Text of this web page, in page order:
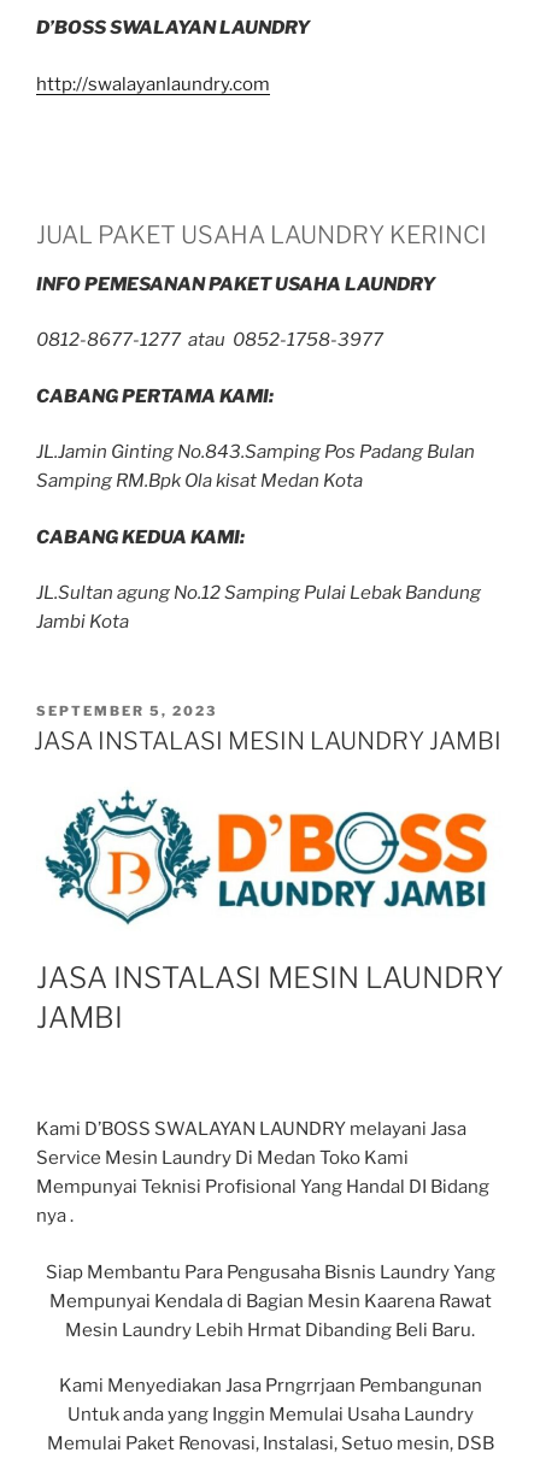
D’BOSS SWALAYAN LAUNDRY
http://swalayanlaundry.com
JUAL PAKET USAHA LAUNDRY KERINCI
INFO PEMESANAN PAKET USAHA LAUNDRY
0812-8677-1277 atau 0852-1758-3977
CABANG PERTAMA KAMI:
JL.Jamin Ginting No.843.Samping Pos Padang Bulan
Samping RM.Bpk Ola kisat Medan Kota
CABANG KEDUA KAMI:
JL.Sultan agung No.12 Samping Pulai Lebak Bandung
Jambi Kota
SEPTEMBER 5, 2023
JASA INSTALASI MESIN LAUNDRY JAMBI
JASA INSTALASI MESIN LAUNDRY
JAMBI
Kami D’BOSS SWALAYAN LAUNDRY melayani Jasa
Service Mesin Laundry Di Medan Toko Kami
Mempunyai Teknisi Profisional Yang Handal DI Bidang
nya .
Siap Membantu Para Pengusaha Bisnis Laundry Yang
Mempunyai Kendala di Bagian Mesin Kaarena Rawat
Mesin Laundry Lebih Hrmat Dibanding Beli Baru.
Kami Menyediakan Jasa Prngrrjaan Pembangunan
Untuk anda yang Inggin Memulai Usaha Laundry
Memulai Paket Renovasi, Instalasi, Setuo mesin, DSB